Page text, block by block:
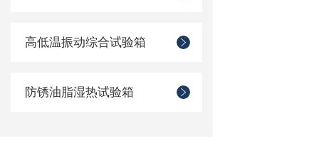
高低温振动综合试验箱
防锈油脂湿热试验箱